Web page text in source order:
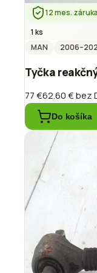
12 mes. záruka
1 ks
MAN
2006
Tyčka
77 €62.60 €bez
Do košíka